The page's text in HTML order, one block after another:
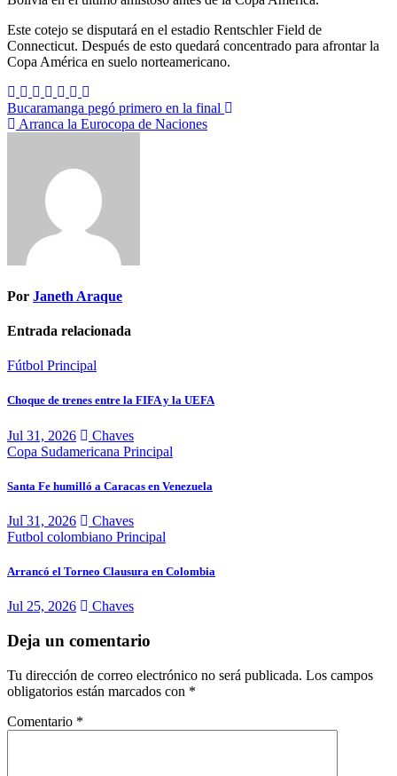
Este cotejo se disputará en el estadio Rentschler Field de
Connecticut. Después de esto quedará concentrado para afrontar la
Copa América en suelo norteamericano.
Navegación
de
Bucaramanga pegó primero en la final
Arranca la Eurocopa de Naciones
Por Janeth Araque
Entrada relacionada
Fútbol Principal
Choque de trenes entre la FIFA y la UEFA
Jul 31, 2026
Chaves
Copa Sudamericana Principal
Santa Fe humilló a Caracas en Venezuela
Jul 31, 2026
Chaves
Futbol colombiano Principal
Arrancó el Torneo Clausura en Colombia
Jul 25, 2026 Chaves
Deja un comentario
Tu dirección de correo electrónico no será publicada. Los campos
obligatorios están marcados con *
Comentario *